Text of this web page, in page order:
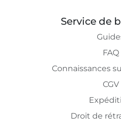
Service de
FAQ
Connaissances
CGV
Droit de